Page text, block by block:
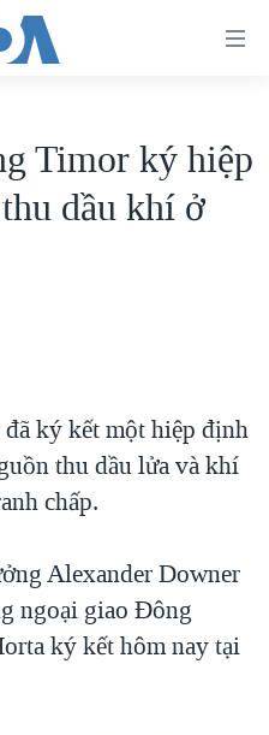
CỦA MỸ: QUÁ KHỨ VÀ HIỆN
Timor ký hiệp
dầu khí ở
ký kết một hiệp định
thu dầu lửa và khí
chấp.
Alexander Downer
ngoại giao Đông
ký kết hôm nay tại